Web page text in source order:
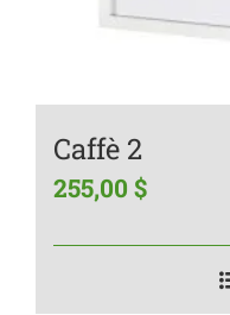
Caffè 2
255,00 $